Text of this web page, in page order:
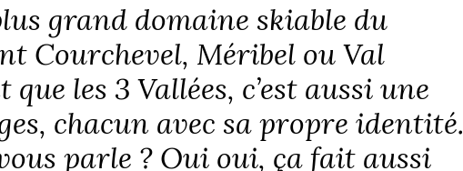
grand domaine skiable du
Courchevel, Méribel ou Val
les 3 Vallées, c’est aussi une
chacun avec sa propre identité.
parle ? Oui oui, ça fait aussi